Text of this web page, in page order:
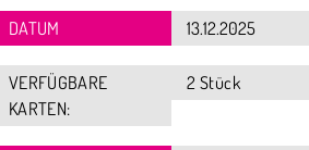
DATUM
VERFÜGBARE
KARTEN:
2 Stück